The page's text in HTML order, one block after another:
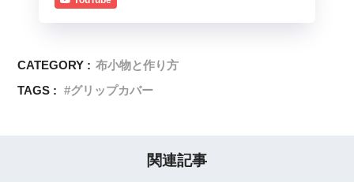
CATEGORY : 布小物と作り方
TAGS :
グリップカバー
関連記事